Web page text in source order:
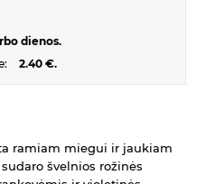
dienos.
2.40 €.
ramiam miegui ir jaukiam
švelnios rožinės